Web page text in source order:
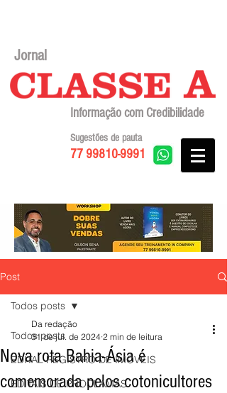
Jornal
Informação com Credibilidade
77 99810-9991
Sugestões de pauta
Post
Todos posts
EDITAL REGISTRO DE IMÓVEIS
EDITAIS DE PROCLAMAS
Todos posts
Nova rota Bahia-Ásia é
comemorada pelos cotonicultores
Da redação
31 de jul. de 2024 2 min de leitura